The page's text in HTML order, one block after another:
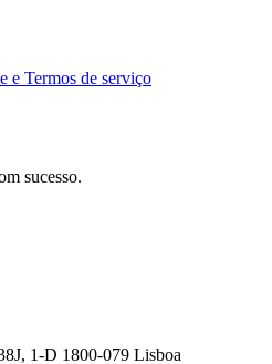
e Termos de serviço
sucesso.
1-D 1800-079 Lisboa